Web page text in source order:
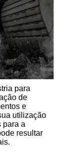
para
de
e
utilização
para a
resultar